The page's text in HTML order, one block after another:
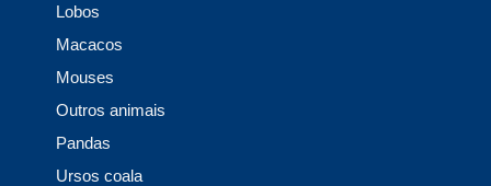
Lobos
Macacos
Mouses
Outros animais
Pandas
Ursos coala